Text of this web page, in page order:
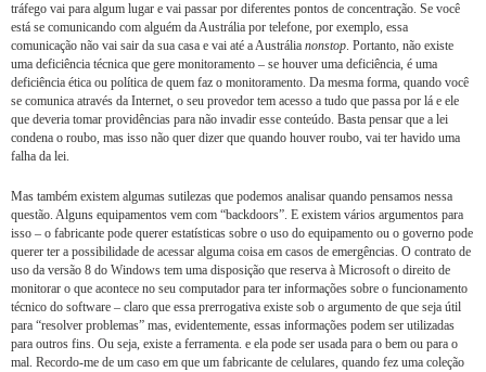
tráfego vai para algum lugar e vai passar por diferentes pontos de concentração. Se você
está se comunicando com alguém da Austrália por telefone, por exemplo, essa
comunicação não vai sair da sua casa e vai até a Austrália nonstop. Portanto, não existe
uma deficiência técnica que gere monitoramento – se houver uma deficiência, é uma
deficiência ética ou política de quem faz o monitoramento. Da mesma forma, quando você
se comunica através da Internet, o seu provedor tem acesso a tudo que passa por lá e ele
que deveria tomar providências para não invadir esse conteúdo. Basta pensar que a lei
condena o roubo, mas isso não quer dizer que quando houver roubo, vai ter havido uma
falha da lei.
Mas também existem algumas sutilezas que podemos analisar quando pensamos nessa
questão. Alguns equipamentos vem com “backdoors”. E existem vários argumentos para
isso – o fabricante pode querer estatísticas sobre o uso do equipamento ou o governo pode
querer ter a possibilidade de acessar alguma coisa em casos de emergências. O contrato de
uso da versão 8 do Windows tem uma disposição que reserva à Microsoft o direito de
monitorar o que acontece no seu computador para ter informações sobre o funcionamento
técnico do software – claro que essa prerrogativa existe sob o argumento de que seja útil
para “resolver problemas” mas, evidentemente, essas informações podem ser utilizadas
para outros fins. Ou seja, existe a ferramenta. e ela pode ser usada para o bem ou para o
mal. Recordo-me de um caso em que um fabricante de celulares, quando fez uma coleção